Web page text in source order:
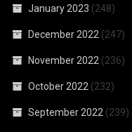
January 2023 (248)
December 2022 (247)
November 2022 (236)
October 2022 (232)
September 2022 (239)